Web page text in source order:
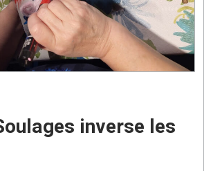
inverse les